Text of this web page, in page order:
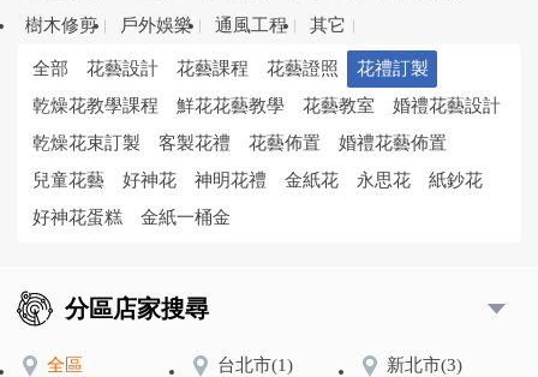
樹木修剪
戶外娛樂 通風工程 其它
全部 花藝設計 花藝課程 花藝證照
花禮訂製
乾燥花教學課程
鮮花花藝教學 花藝教室
婚禮花藝設計
乾燥花束訂製
客製花禮 花藝佈置
婚禮花藝佈置
兒童花藝
好神花 神明花禮 金紙花 永思花
紙鈔花
好神花蛋糕
金紙一桶金
分區店家搜尋
全區 台北市(1) 新北市(3)